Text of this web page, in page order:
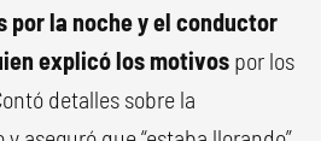
por la noche y el conductor
explicó los motivos por los
detalles sobre la